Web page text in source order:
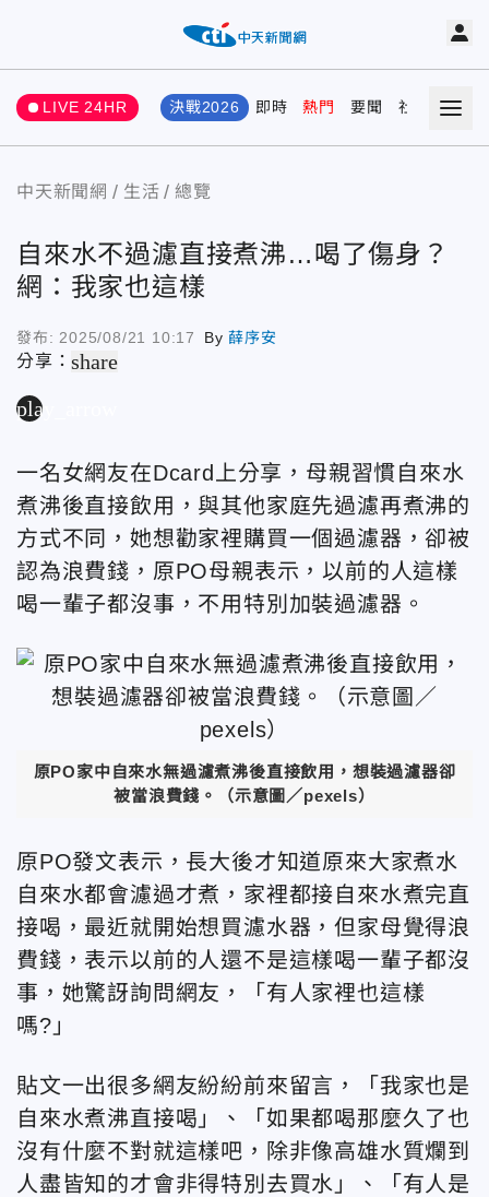
LIVE 24HR 決戰2026 即時 熱門 要聞 社會 娛樂
中天新聞網 生活 總覽
自來水不過濾直接煮沸…喝了傷身？
網：我家也這樣
發布: 2025/08/21 10:17 By薛序安
分享：share
play_arrow
一名女網友在Dcard上分享，母親習慣自來水
煮沸後直接飲用，與其他家庭先過濾再煮沸的
方式不同，她想勸家裡購買一個過濾器，卻被
認為浪費錢，原PO母親表示， 以前的人這樣
喝一輩子都沒事，不用特別加裝過濾器。
原PO家中自來水無過濾煮沸後直接飲用，想裝過濾器卻
被當浪費錢。（示意圖／pexels）
原PO發文表示，長大後才知道原來大家煮水
自來水都會濾過才煮，家裡都接自來水煮完直
接喝，最近就開始想買濾水器，但家母覺得浪
費錢，表示以前的人還不是這樣喝一輩子都沒
事，她驚訝詢問網友，「有人家裡也這樣
嗎?」
貼文一出很多網友紛紛前來留言，「 我家也是
自來水煮沸直接喝」、「 如果都喝那麼久了也
沒有什麼不對就這樣吧，除非像高雄水質爛到
人盡皆知的才會非得特別去買水」、
「 有人是